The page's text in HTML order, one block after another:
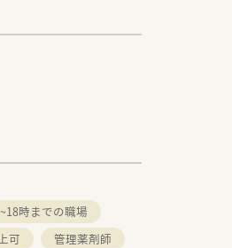
~18時までの職場
可
管理薬剤師